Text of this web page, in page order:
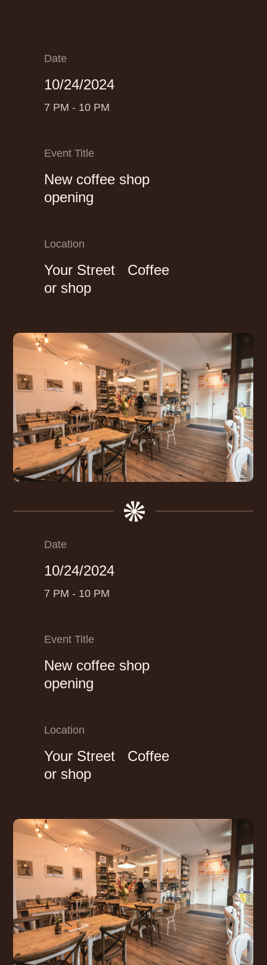
10/24/2024
Your Street Coffee
or shop
New coffee shop
opening
Event Title
Location
Date
7 PM - 10 PM
10/24/2024
Your Street Coffee
or shop
New coffee shop
opening
Event Title
Location
Date
7 PM - 10 PM